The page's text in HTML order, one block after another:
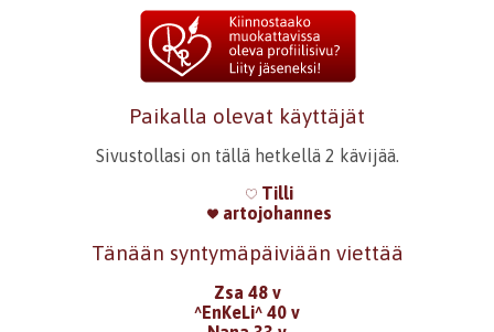
Paikalla olevat käyttäjät
Sivustollasi on tällä hetkellä 2 kävijää.
Tilli
artojohannes
Tänään syntymäpäiviään viettää
Zsa 48 v
^EnKeLi^ 40 v